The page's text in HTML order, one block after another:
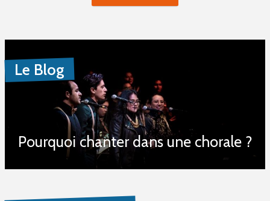
Le Blog
Pourquoi chanter dans une chorale ?